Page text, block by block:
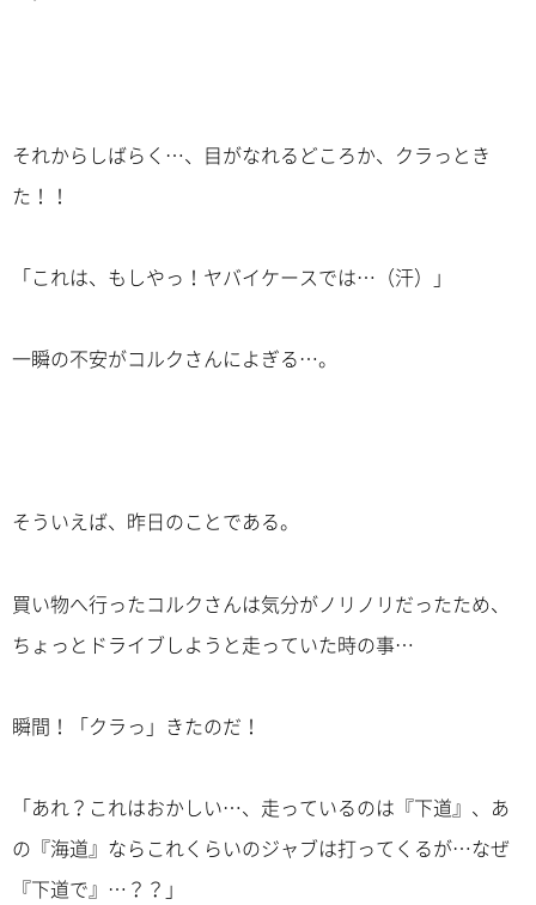
それからしばらく…、目がなれるどころか、クラっとき
た！！
「これは、もしやっ！ヤバイケースでは…（汗）」
一瞬の不安がコルクさんによぎる…。
そういえば、昨日のことである。
買い物へ行ったコルクさんは気分がノリノリだったため、
ちょっとドライブしようと走っていた時の事…
瞬間！「クラっ」きたのだ！
「あれ？これはおかしい…、走っているのは『下道』、あ
の『海道』ならこれくらいのジャブは打ってくるが…なぜ
『下道で』…？？」